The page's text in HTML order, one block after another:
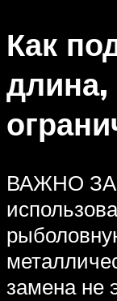
Как
длина,
ВАЖНО
замена не